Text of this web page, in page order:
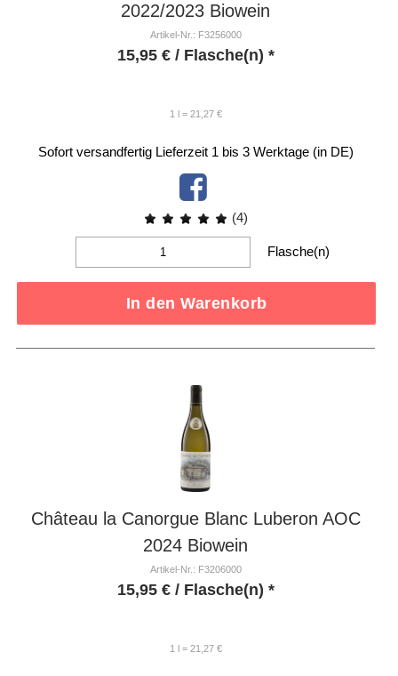
2022/2023 Biowein
Artikel-Nr.: F3256000
15,95 €/ Flasche(n) *
1 l = 21,27 €
Sofort versandfertig Lieferzeit 1 bis 3 Werktage (in DE)
(4)
Flasche(n)
In den Warenkorb
Château la Canorgue Blanc Luberon AOC
2024 Biowein
Artikel-Nr.: F3206000
15,95 €/ Flasche(n) *
1 l = 21,27 €